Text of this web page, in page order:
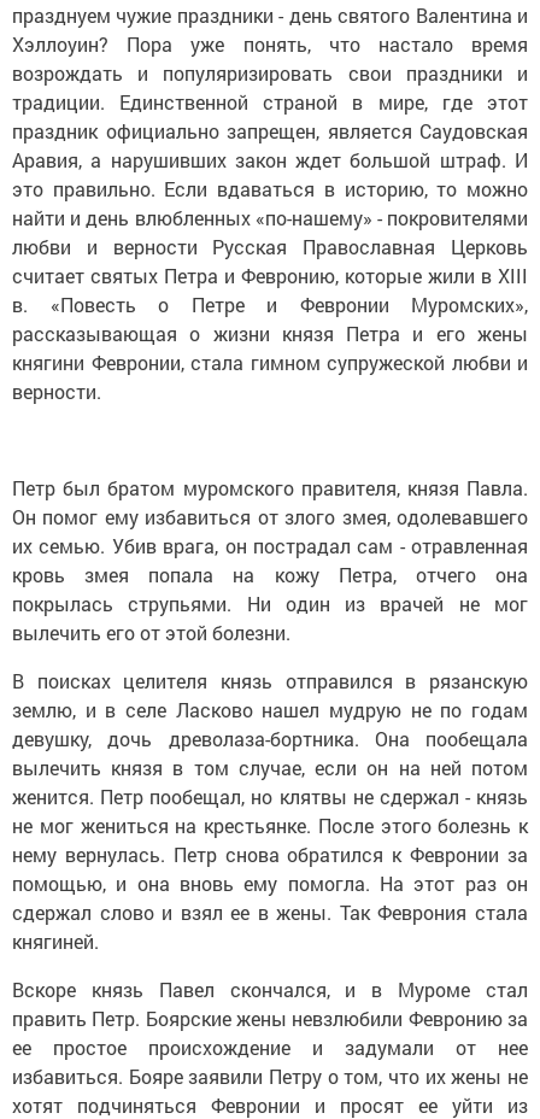
празднуем чужие праздники - день святого Валентина и
Хэллоуин? Пора уже понять, что настало время
возрождать и популяризировать свои праздники и
традиции. Единственной страной в мире, где этот
праздник официально запрещен, является Саудовская
Аравия, а нарушивших закон ждет большой штраф. И
это правильно. Если вдаваться в историю, то можно
найти и день влюбленных «по-нашему» - покровителями
любви и верности Русская Православная Церковь
считает святых Петра и Февронию, которые жили в XIII
в. «Повесть о Петре и Февронии Муромских»,
рассказывающая о жизни князя Петра и его жены
княгини Февронии, стала гимном супружеской любви и
верности.
Петр был братом муромского правителя, князя Павла.
Он помог ему избавиться от злого змея, одолевавшего
их семью. Убив врага, он пострадал сам - отравленная
кровь змея попала на кожу Петра, отчего она
покрылась струпьями. Ни один из врачей не мог
вылечить его от этой болезни.
В поисках целителя князь отправился в рязанскую
землю, и в селе Ласково нашел мудрую не по годам
девушку, дочь древолаза-бортника. Она пообещала
вылечить князя в том случае, если он на ней потом
женится. Петр пообещал, но клятвы не сдержал - князь
не мог жениться на крестьянке. После этого болезнь к
нему вернулась. Петр снова обратился к Февронии за
помощью, и она вновь ему помогла. На этот раз он
сдержал слово и взял ее в жены. Так Феврония стала
княгиней.
Вскоре князь Павел скончался, и в Муроме стал
править Петр. Боярские жены невзлюбили Февронию за
ее простое происхождение и задумали от нее
избавиться. Бояре заявили Петру о том, что их жены не
хотят подчиняться Февронии и просят ее уйти из